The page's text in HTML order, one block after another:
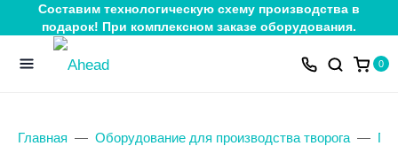
Составим технологическую схему производства в
подарок! При комплексном заказе оборудования.
0
Главная Оборудование для производства творога